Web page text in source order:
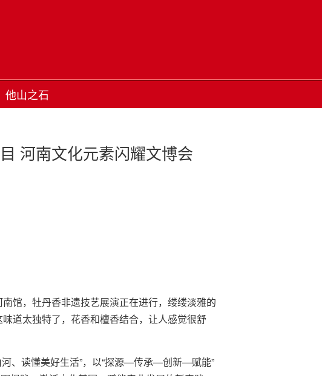
他山之石
河南文化元素闪耀文博会
馆，牡丹香非遗技艺展演正在进行，缕缕淡雅的
道太独特了，花香和檀香结合，让人感觉很舒
河、读懂美好生活”，以“探源—传承—创新—赋能”